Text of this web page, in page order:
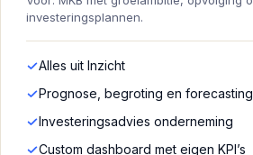
investeringsplannen.
Alles uit Inzicht
Prognose, begroting en forecasting
Investeringsadvies onderneming
Custom dashboard met eigen KPI’s